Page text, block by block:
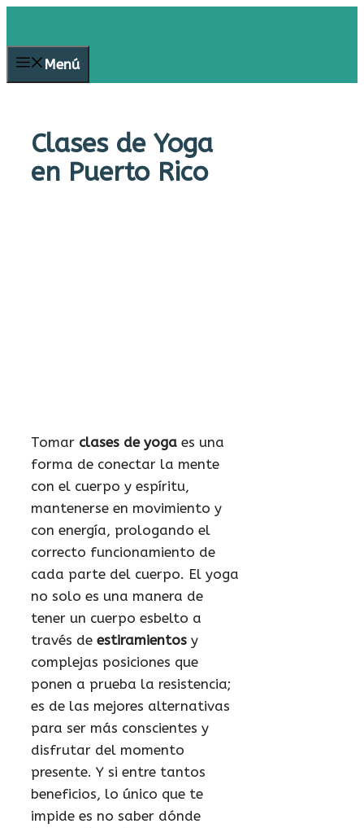
contenido
Menú
Clases de Yoga
en Puerto Rico
Tomar clases de yoga es una
forma de conectar la mente
con el cuerpo y espíritu,
mantenerse en movimiento y
con energía, prologando el
correcto funcionamiento de
cada parte del cuerpo. El yoga
no solo es una manera de
tener un cuerpo esbelto a
través de estiramientos y
complejas posiciones que
ponen a prueba la resistencia;
es de las mejores alternativas
para ser más conscientes y
disfrutar del momento
presente. Y si entre tantos
beneficios, lo único que te
impide es no saber dónde